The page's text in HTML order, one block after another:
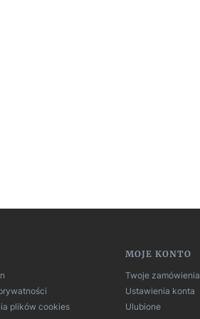
plików cookies
MOJE KONTO
Twoje zamówienia
Ustawienia konta
Ulubione